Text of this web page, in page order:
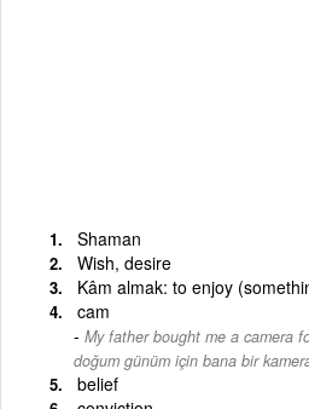
Shaman
Wish, desire
Kâm almak: to enjoy
cam
My father bought me a camera
doğum günüm için bana bir
belief